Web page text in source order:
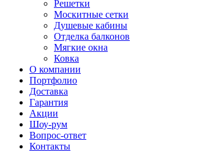
Решетки
Москитные сетки
Душевые кабины
Отделка балконов
Мягкие окна
Ковка
О компании
Портфолио
Доставка
Гарантия
Акции
Шоу-рум
Вопрос-ответ
Контакты